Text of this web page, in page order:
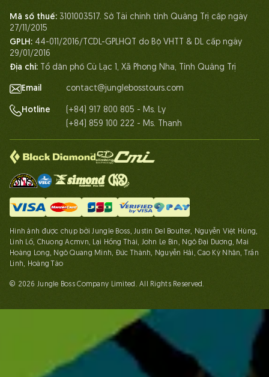
Cuộc sống tại Jungle Boss
Chứng chỉ
Đối tác
Liên hệ
Mã số thuế: 3101003517. Sở Tài chính tỉnh Quảng Trị cấp ngày
27/11/2015
GPLH: 44-011/2016/TCDL-GPLHQT do Bộ VHTT & DL cấp ngày
29/01/2016
Địa chỉ:
Tổ dân phố Cù Lạc 1, Xã Phong Nha, Tỉnh Quảng Trị
Email contact@junglebosstours.com
Hotline
(+84) 917 800 805 - Ms. Ly
(+84) 859 100 222 - Ms. Thanh
Hình ảnh được chụp bởi Jungle Boss, Justin Del Boulter, Nguyễn Việt Hùng,
Linh Lố, Chuong Acmvn, Lại Hồng Thái, John Le Bin, Ngô Đại Dương, Mai
Hoàng Long, Ngô Quang Minh, Đức Thành, Nguyễn Hải, Cao Kỳ Nhân, Trần
Linh, Hoàng Táo
© 2026 Jungle Boss Company Limited. All Rights Reserved.